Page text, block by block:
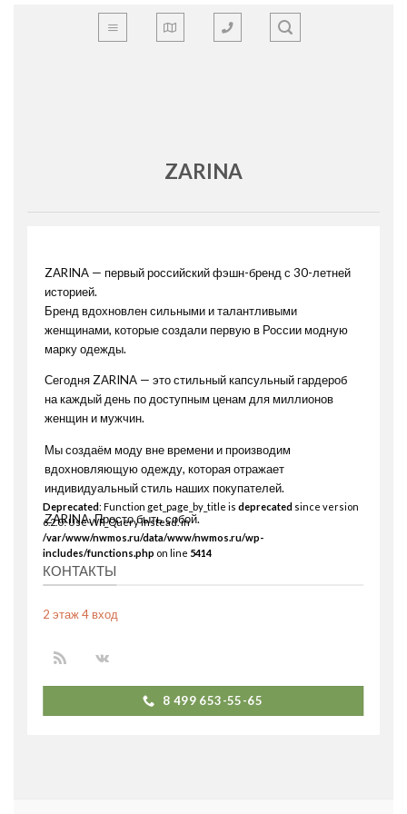
ZARINA
ZARINA — первый российский фэшн-бренд с 30-летней
историей.
Бренд вдохновлен сильными и талантливыми
женщинами, которые создали первую в России модную
марку одежды.
Сегодня ZARINA — это стильный капсульный гардероб
на каждый день по доступным ценам для миллионов
женщин и мужчин.
Мы создаём моду вне времени и производим
вдохновляющую одежду, которая отражает
индивидуальный стиль наших покупателей.
ZARINA. Просто быть собой.
Deprecated: Function get_page_by_title isdeprecated since version
6.2.0! Use WP_Query instead. in
/var/www/nwmos.ru/data/www/nwmos.ru/wp-
includes/functions.php on line 5414
КОНТАКТЫ
2 этаж 4 вход
8 499 653-55-65